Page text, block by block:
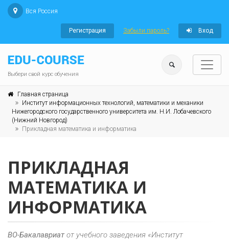
Вся Россия
Регистрация Забыли пароль? Вход
Выбери свой курс обучения
Главная страница
Институт информационных технологий, математики и механики
Нижегородского государственного университета им. Н.И. Лобачевского
(Нижний Новгород)
Прикладная математика и информатика
ПРИКЛАДНАЯ
МАТЕМАТИКА И
ИНФОРМАТИКА
ВО-Бакалавриатот учебного заведения «Институт